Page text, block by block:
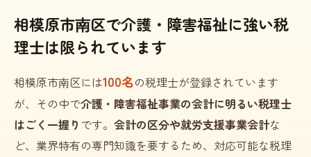
相模原市南区で介護・障害福祉に強い税
理士は限られています
相模原市南区には100名の税理士が登録されています
が、その中で介護・障害福祉事業の会計に明るい税理士
はごく一握り です。 会計の区分や就労支援事業会計な
ど、業界特有の専門知識を要するため、対応可能な税理